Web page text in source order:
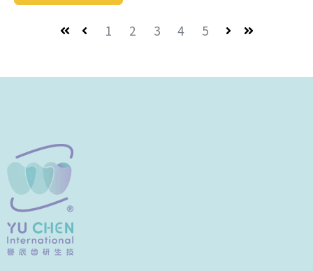
第一頁上一頁
1 2 3 4 5 下一頁最後一頁